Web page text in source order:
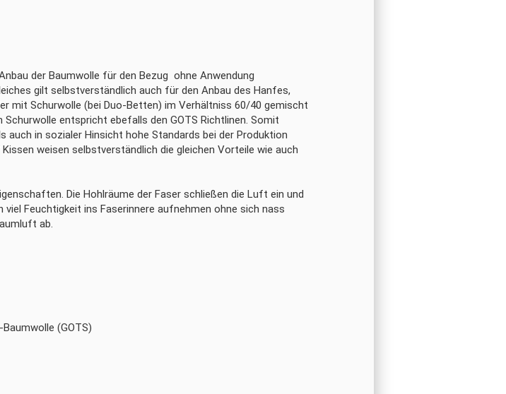
der Baumwolle für den Bezug ohne Anwendung
gilt selbstverständlich auch für den Anbau des Hanfes,
mit Schurwolle (bei Duo-Betten) im Verhältniss 60/40 gemischt
entspricht ebefalls den GOTS Richtlinen. Somit
auch in sozialer Hinsicht hohe Standards bei der Produktion
weisen selbstverständlich die gleichen Vorteile wie auch
Die Hohlräume der Faser schließen die Luft ein und
Feuchtigkeit ins Faserinnere aufnehmen ohne sich nass
ab.
(GOTS)